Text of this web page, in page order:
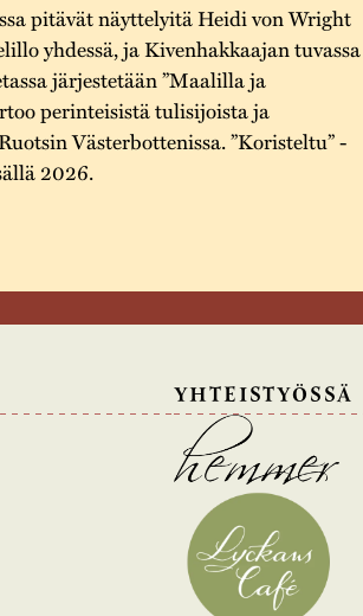
pitävät näyttelyitä Heidi von Wright
yhdessä, ja Kivenhakkaajan tuvassa
järjestetään ”Maalilla ja
perinteisistä tulisijoista ja
Västerbottenissa. ”Koristeltu” -
2026.
YHTEISTYÖSSÄ